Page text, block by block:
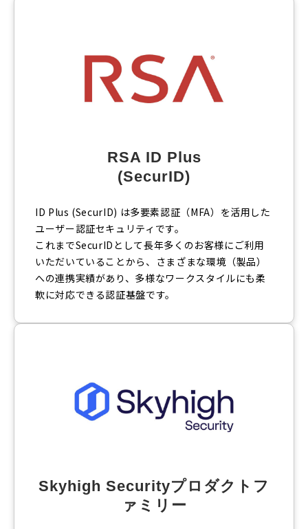
RSA ID Plus
(SecurID)
ID Plus (SecurID) は多要素認証（MFA）を活用した
ユーザー認証セキュリティです。
これまでSecurIDとして長年多くのお客様にご利用
いただいていることから、さまざまな環境（製品）
への連携実績があり、多様なワークスタイルにも柔
軟に対応できる認証基盤です。
Skyhigh Securityプロダクトフ
ァミリー